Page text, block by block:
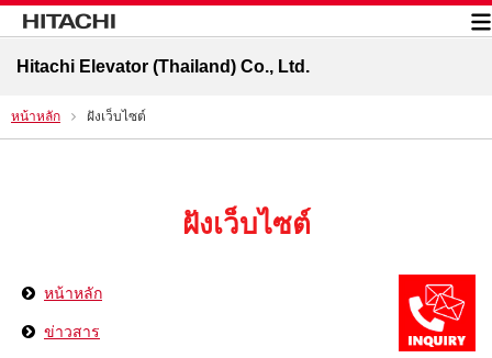
Hitachi Elevator (Thailand) Co., Ltd.
หน้าหลัก ฝังเว็บไซต์
ฝังเว็บไซต์
หน้าหลัก
ข่าวสาร